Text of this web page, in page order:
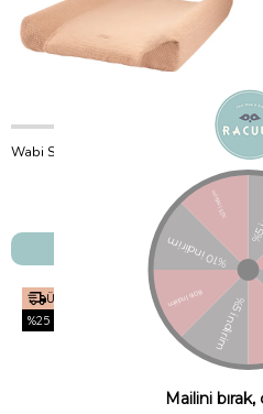
Wabi Sabi Alt Değiştirme Minder Kılıfı, Powder Pink
SEPETE EKLE
Ücretsiz Kargo
%25